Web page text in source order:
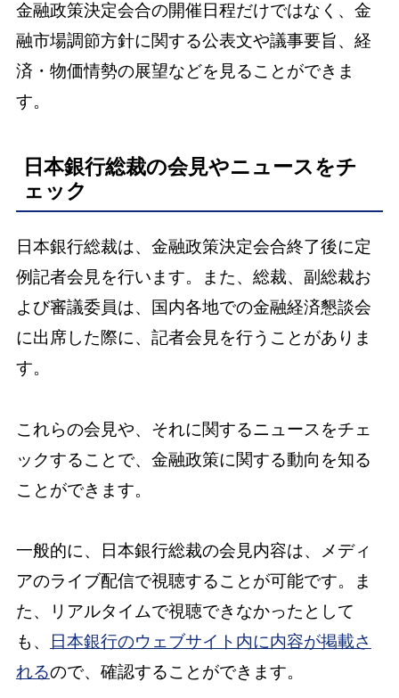
金融政策決定会合の開催日程だけではなく、金
融市場調節方針に関する公表文や議事要旨、経
済・物価情勢の展望などを見ることができま
す。
日本銀行総裁の会見やニュースをチ
ェック
日本銀行総裁は、金融政策決定会合終了後に定
例記者会見を行います。また、総裁、副総裁お
よび審議委員は、国内各地での金融経済懇談会
に出席した際に、記者会見を行うことがありま
す。
これらの会見や、それに関するニュースをチェ
ックすることで、金融政策に関する動向を知る
ことができます。
一般的に、日本銀行総裁の会見内容は、メディ
アのライブ配信で視聴することが可能です。ま
た、リアルタイムで視聴できなかったとして
も、
日本銀行のウェブサイト内に内容が掲載さ
れるので、確認することができます。